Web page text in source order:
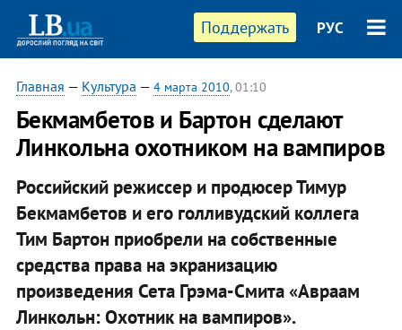
Поддержать РУС
Главная — Культура — 4 марта 2010, 01:10
Бекмамбетов и Бартон сделают
Линкольна охотником на вампиров
Российский режиссер и продюсер Тимур
Бекмамбетов и его голливудский коллега
Тим Бартон приобрели на собственные
средства права на экранизацию
произведения Сета Грэма-Смита «Авраам
Линкольн: Охотник на вампиров».